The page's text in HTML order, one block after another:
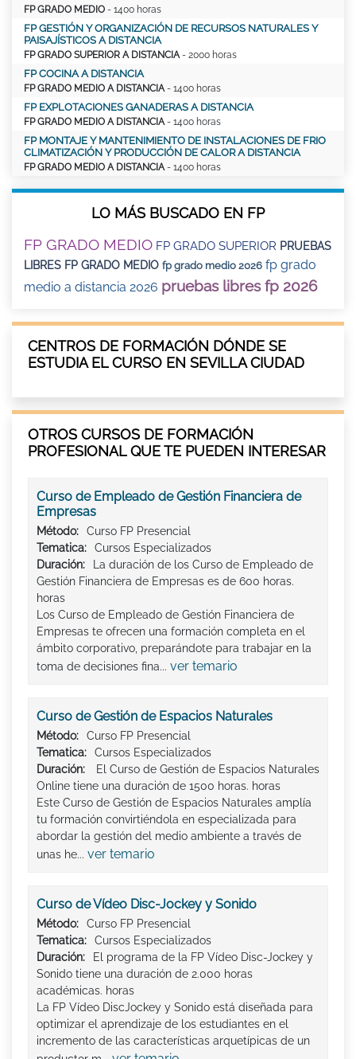
FP GRADO MEDIO - 1400 horas
FP GESTIÓN Y ORGANIZACIÓN DE RECURSOS NATURALES Y
PAISAJÍSTICOS A DISTANCIA
FP GRADO SUPERIOR A DISTANCIA - 2000 horas
FP COCINA A DISTANCIA
FP GRADO MEDIO A DISTANCIA - 1400 horas
FP EXPLOTACIONES GANADERAS A DISTANCIA
FP GRADO MEDIO A DISTANCIA - 1400 horas
FP MONTAJE Y MANTENIMIENTO DE INSTALACIONES DE FRIO
CLIMATIZACIÓN Y PRODUCCIÓN DE CALOR A DISTANCIA
FP GRADO MEDIO A DISTANCIA - 1400 horas
LO MÁS BUSCADO EN FP
FP GRADO MEDIO FP GRADO SUPERIOR PRUEBAS
LIBRES FP GRADO MEDIO fp grado medio 2026 fp grado
medio a distancia 2026 pruebas libres fp 2026
CENTROS DE FORMACIÓN DÓNDE SE
ESTUDIA EL CURSO EN SEVILLA CIUDAD
OTROS CURSOS DE FORMACIÓN
PROFESIONAL QUE TE PUEDEN INTERESAR
Curso de Empleado de Gestión Financiera de
Empresas
Método:
Curso FP Presencial
Tematica:
Cursos Especializados
Duración:
La duración de los Curso de Empleado de
Gestión Financiera de Empresas es de 600 horas.
horas
Los Curso de Empleado de Gestión Financiera de
Empresas te ofrecen una formación completa en el
ámbito corporativo, preparándote para trabajar en la
toma de decisiones fina... ver temario
Curso de Gestión de Espacios Naturales
Método:
Curso FP Presencial
Tematica:
Cursos Especializados
Duración:
El Curso de Gestión de Espacios Naturales
Online tiene una duración de 1500 horas. horas
Este Curso de Gestión de Espacios Naturales amplía
tu formación convirtiéndola en especializada para
abordar la gestión del medio ambiente a través de
unas he... ver temario
Curso de Vídeo Disc-Jockey y Sonido
Método:
Curso FP Presencial
Tematica:
Cursos Especializados
Duración:
El programa de la FP Vídeo Disc-Jockey y
Sonido tiene una duración de 2.000 horas
académicas. horas
La FP Vídeo DiscJockey y Sonido está diseñada para
optimizar el aprendizaje de los estudiantes en el
incremento de las características arquetípicas de un